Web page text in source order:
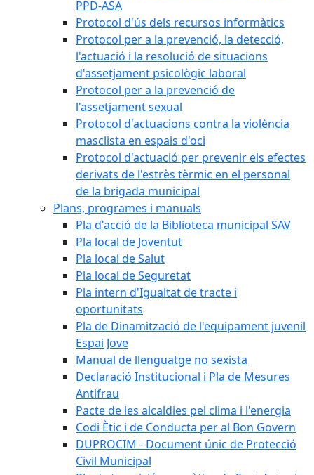
PPD-ASA
Protocol d'ús dels recursos informàtics
Protocol per a la prevenció, la detecció,
l'actuació i la resolució de situacions
d'assetjament psicològic laboral
Protocol per a la prevenció de
l'assetjament sexual
Protocol d'actuacions contra la violència
masclista en espais d'oci
Protocol d'actuació per prevenir els efectes
derivats de l'estrès tèrmic en el personal
de la brigada municipal
Plans, programes i manuals
Pla d'acció de la Biblioteca municipal SAV
Pla local de Joventut
Pla local de Salut
Pla local de Seguretat
Pla intern d'Igualtat de tracte i
oportunitats
Pla de Dinamització de l'equipament juvenil
Espai Jove
Manual de llenguatge no sexista
Declaració Institucional i Pla de Mesures
Antifrau
Pacte de les alcaldies pel clima i l'energia
Codi Ètic i de Conducta per al Bon Govern
DUPROCIM - Document únic de Protecció
Civil Municipal